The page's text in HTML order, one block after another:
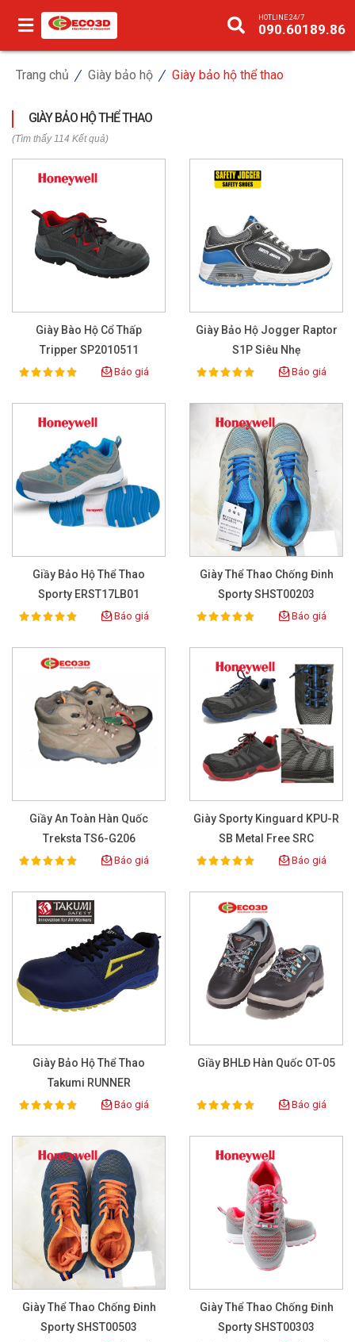
HOTLINE 24/7
090.60189.86
Trang chủ Giày bảo hộ Giày bảo hộ thể thao
GIÀY BẢO HỘ THỂ THAO
(Tìm thấy 114 Kết quả)
Giày Bào Hộ Cổ Thấp
Tripper SP2010511
Rating:
100% Báo giá
Giày Bảo Hộ Jogger Raptor
S1P Siêu Nhẹ
Rating:
100% Báo giá
Giầy Bảo Hộ Thể Thao
Sporty ERST17LB01
Rating:
100% Báo giá
Giày Thể Thao Chống Đinh
Sporty SHST00203
Rating:
100% Báo giá
Giầy An Toàn Hàn Quốc
Treksta TS6-G206
Rating:
100% Báo giá
Giày Sporty Kinguard KPU-R
SB Metal Free SRC
Rating:
100% Báo giá
Giày Bảo Hộ Thể Thao
Takumi RUNNER
Rating:
100% Báo giá
Giầy BHLĐ Hàn Quốc OT-05
Rating:
100% Báo giá
Giày Thể Thao Chống Đinh
Sporty SHST00503
Giày Thể Thao Chống Đinh
Sporty SHST00303